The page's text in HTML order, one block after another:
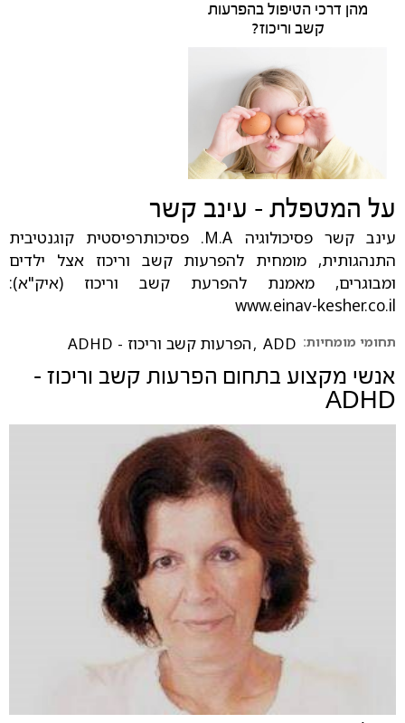
מהן דרכי הטיפול בהפרעות
קשב וריכוז?
על המטפלת - עינב קשר
עינב קשר פסיכולוגיה M.A. פסיכותרפיסטית קוגנטיבית
התנהגותית, מומחית להפרעות קשב וריכוז אצל ילדים
ומבוגרים, מאמנת להפרעת קשב וריכוז (איק"א):
www.einav-kesher.co.il
תחומי מומחיות: ADD
,הפרעות קשב וריכוז - ADHD
אנשי מקצוע בתחום הפרעות קשב וריכוז -
ADHD